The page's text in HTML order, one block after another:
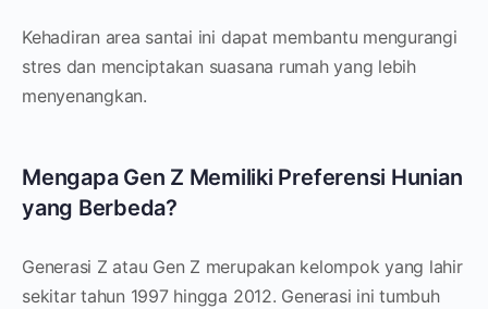
Kehadiran area santai ini dapat membantu mengurangi
stres dan menciptakan suasana rumah yang lebih
menyenangkan.
Mengapa Gen Z Memiliki Preferensi Hunian
yang Berbeda?
Generasi Z atau Gen Z merupakan kelompok yang lahir
sekitar tahun 1997 hingga 2012. Generasi ini tumbuh